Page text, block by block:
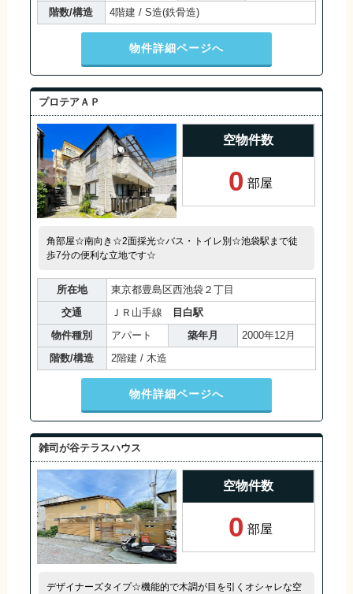
階数/構造
4階建 / S造(鉄骨造)
物件詳細ページへ
プロテアＡＰ
空物件数
0 部屋
角部屋☆南向き☆2面採光☆バス・トイレ別☆池袋駅まで徒
歩7分の便利な立地です☆
所在地
東京都豊島区西池袋２丁目
交通
ＪＲ山手線
目白駅
物件種別
アパート 築年月
2000年12月
階数/構造
2階建 / 木造
物件詳細ページへ
雑司が谷テラスハウス
空物件数
0 部屋
デザイナーズタイプ☆機能的で木調が目を引くオシャレな空